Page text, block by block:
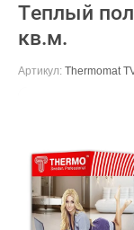
Теплый
кв.м.
Артикул: Thermomat